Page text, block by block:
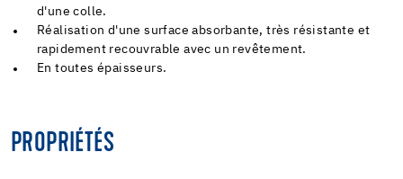
d'une colle.
Réalisation d'une surface absorbante, très résistante et
rapidement recouvrable avec un revêtement.
En toutes épaisseurs.
PROPRIÉTÉS